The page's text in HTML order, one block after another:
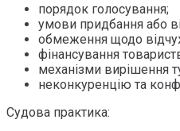
порядок голосування;
умови придбання або
обмеження щодо
фінансування
механізми вирішення
неконкуренцію та
Судова практика: